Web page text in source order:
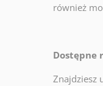
również
Dostępne
Znajdziesz